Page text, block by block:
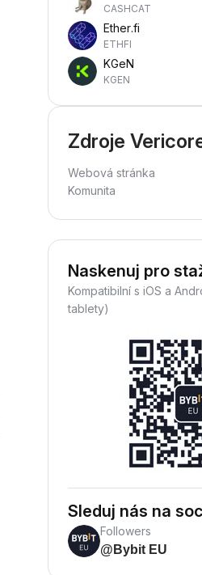
CASHCAT
Ether.fi
ETHFI
KGeN
KGEN
Zdroje
Webová stránka
Komunita
Naskenuj pro
Kompatibilní s iOS a
tablety)
Sleduj nás na
Followers
@Bybit EU